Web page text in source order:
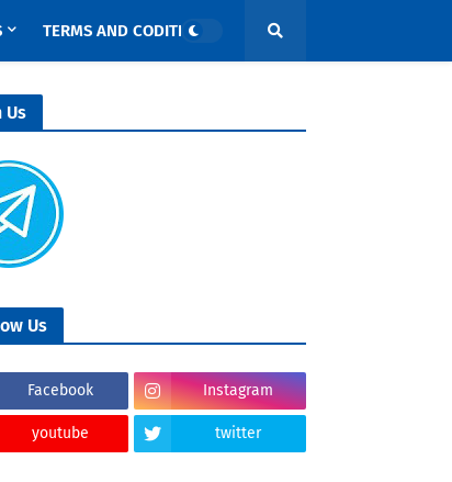
TERMS AND CODITIONS
Us
Us
Facebook Instagram
youtube twitter